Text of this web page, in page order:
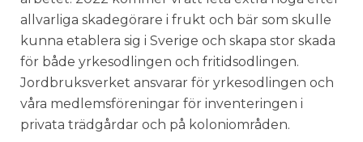
allvarliga skadegörare i frukt och bär som skulle
kunna etablera sig i Sverige och skapa stor skada
för både yrkesodlingen och fritidsodlingen.
Jordbruksverket ansvarar för yrkesodlingen och
våra medlemsföreningar för inventeringen i
privata trädgårdar och på koloniområden.